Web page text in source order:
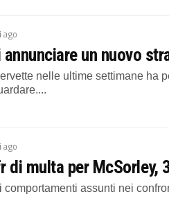
ago
un nuovo
nelle ultime settimane ha
ago
di multa per McSorley,
comportamenti assunti nei